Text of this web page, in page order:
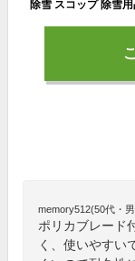
memory512(50代・
ポリカブレード
く、使いやすい